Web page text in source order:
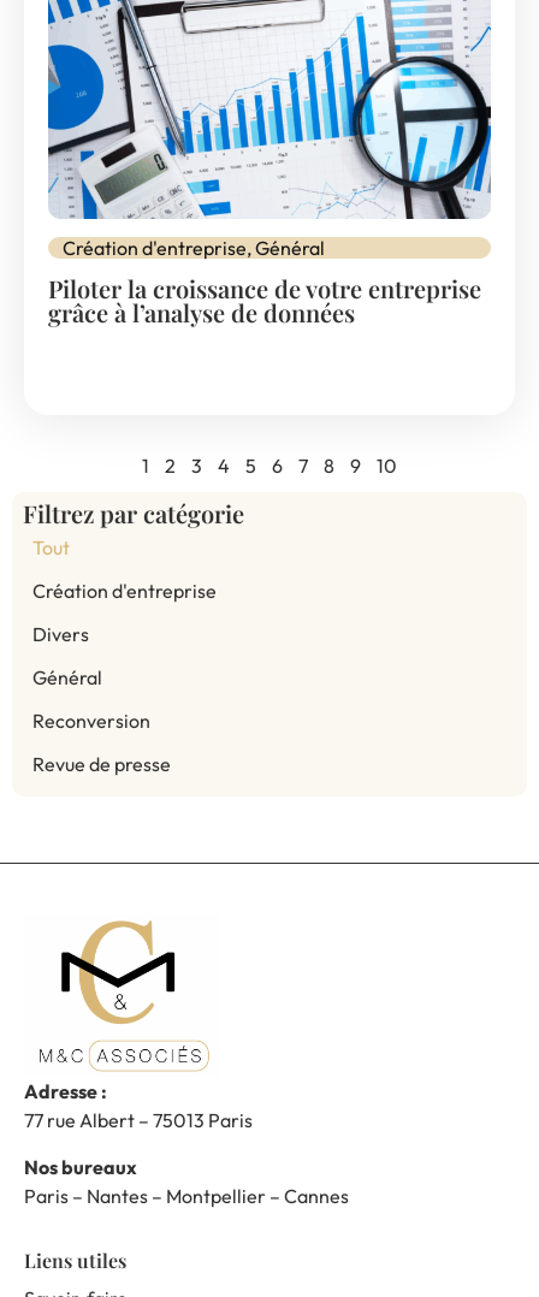
Création d'entreprise,Général
Piloter la croissance de votre entreprise
grâce à l’analyse de données
1 2 3 4 5 6 7 8 9 10
Filtrez par catégorie
Création d'entreprise
Divers
Général
Reconversion
Revue de presse
Tout
Adresse :
77 rue Albert – 75013 Paris
Nos bureaux
Paris – Nantes – Montpellier – Cannes
Liens utiles